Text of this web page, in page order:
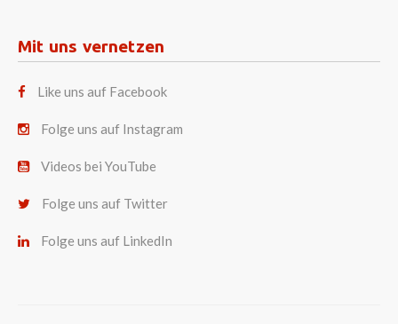
Mit uns vernetzen
Like uns auf Facebook
Folge uns auf Instagram
Videos bei YouTube
Folge uns auf Twitter
Folge uns auf LinkedIn